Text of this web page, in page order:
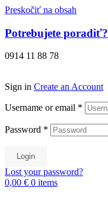
Preskočiť na obsah
Potrebujete poradiť?
0914 11 88 78
Sign in Create an Account
Username or email *
Password *
Login
Lost your password?
0,00 € 0 items